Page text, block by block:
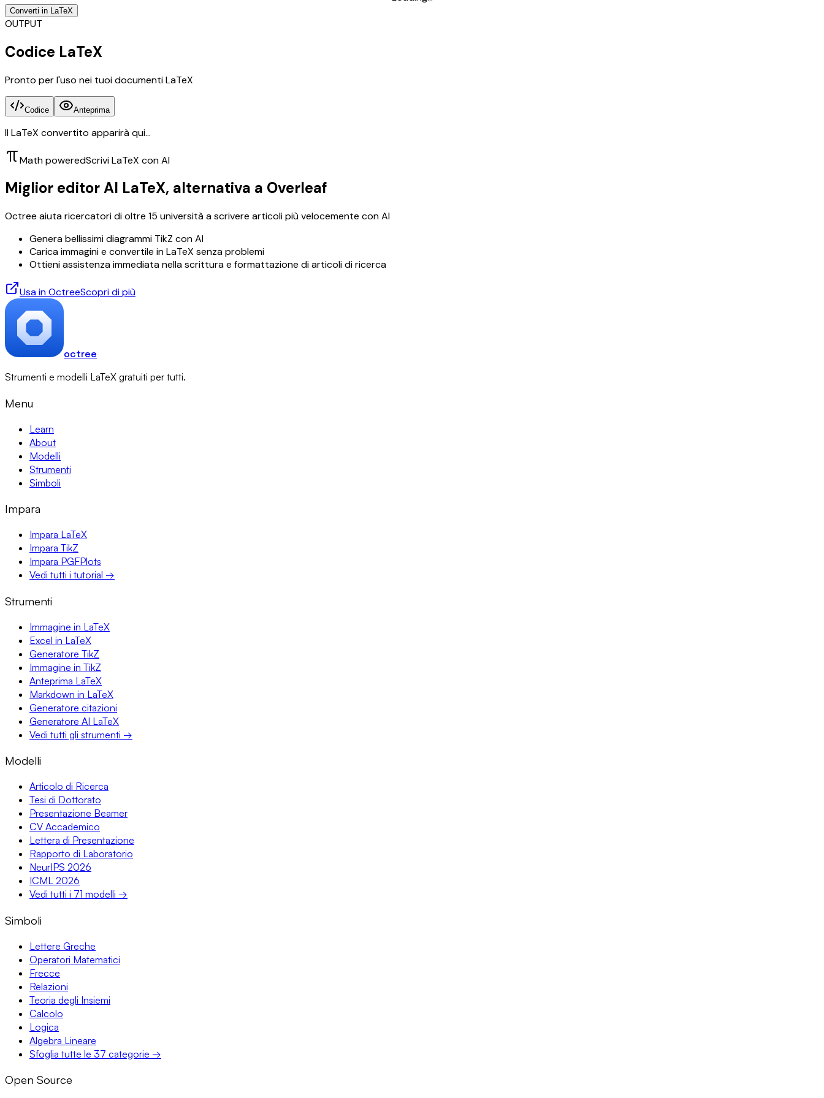
Converti in LaTeX
OUTPUT
Codice LaTeX
Pronto per l'uso nei tuoi documenti LaTeX
Codice Anteprima
Il LaTeX convertito apparirà qui...
Math poweredScrivi LaTeX con AI
Miglior editor AI LaTeX, alternativa a Overleaf
Octree aiuta ricercatori di oltre 15 università a scrivere articoli più velocemente con AI
Genera bellissimi diagrammi TikZ con AI
Carica immagini e convertile in LaTeX senza problemi
Ottieni assistenza immediata nella scrittura e formattazione di articoli di ricerca
Usa in OctreeScopri di più
octree
Strumenti e modelli LaTeX gratuiti per tutti.
Menu
Learn
About
Modelli
Strumenti
Simboli
Impara
Impara LaTeX
Impara TikZ
Impara PGFPlots
Vedi tutti i tutorial →
Strumenti
Immagine in LaTeX
Excel in LaTeX
Generatore TikZ
Immagine in TikZ
Anteprima LaTeX
Markdown in LaTeX
Generatore citazioni
Generatore AI LaTeX
Vedi tutti gli strumenti →
Modelli
Articolo di Ricerca
Tesi di Dottorato
Presentazione Beamer
CV Accademico
Lettera di Presentazione
Rapporto di Laboratorio
NeurIPS 2026
ICML 2026
Vedi tutti i 71 modelli →
Simboli
Lettere Greche
Operatori Matematici
Frecce
Relazioni
Teoria degli Insiemi
Calcolo
Logica
Algebra Lineare
Sfoglia tutte le 37 categorie →
Open Source